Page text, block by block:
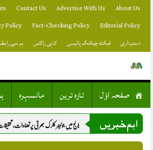
to
About Us
Advertise With Us
Contact Us
Editorial Policy
Fact-Checking Policy
Policy
دستبرداری
فیکٹ چیکنگ پالیسی کاپی رائٹس ہم سے
صفحہ اوّل تازہ ترین مانسہرہ
اہم خبریں
سٹی کالج میں جونیئر کلرک بھرتی پر تضادات، تحقیقات کا مطالبہ**